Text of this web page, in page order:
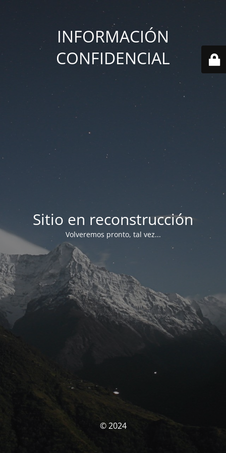
INFORMACIÓN
CONFIDENCIAL
Sitio en reconstrucción
Volveremos pronto, tal vez...
© 2024